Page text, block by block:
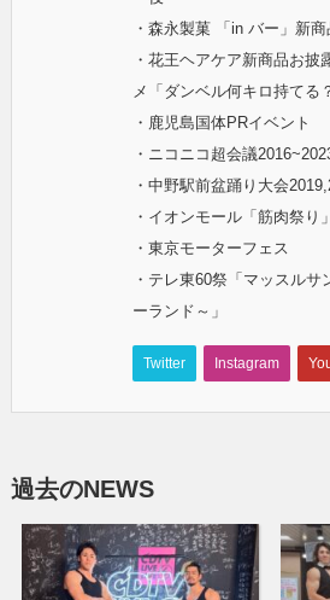
・森永製菓 「in バー」新
・花王ヘアケア新商品お披
メ「ダンベル何キロ持てる
・鹿児島国体PRイベント
・ニコニコ超会議
・中野駅前盆踊り大会
・イオンモール「筋肉祭り
・東京モーターフェス
・テレ東60祭「マッスル
ーランド～」
Twitter Instagram
過去のNEWS